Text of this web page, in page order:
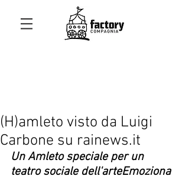
(H)amleto visto da Luigi
Carbone su rainews.it
Un Amleto speciale per un
teatro sociale dell'arteEmoziona